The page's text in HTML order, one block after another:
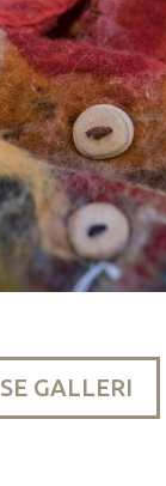
SE GALLERI